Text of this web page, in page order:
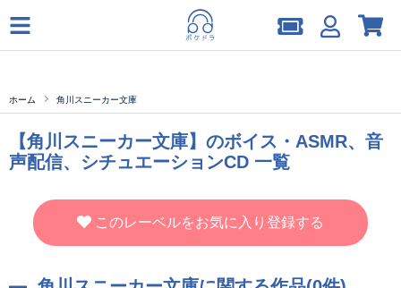
ホーム 角川スニーカー文庫
【角川スニーカー文庫】のボイス・ASMR、音
声配信、シチュエーションCD 一覧
このレーベルをお気に入り登録する